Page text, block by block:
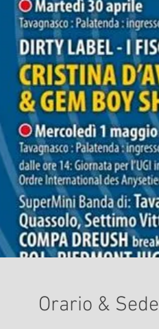
Orario & Sede